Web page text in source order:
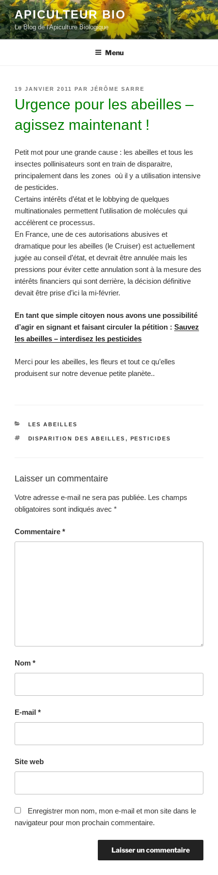
Aller
au
contenu
principal
APICULTEUR BIO
Le Blog de l'Apiculture Biologique
Menu
PUBLIÉ
19 JANVIER 2011 PAR JÉRÔME SARRE
Urgence pour les abeilles –
agissez maintenant !
Petit mot pour une grande cause : les abeilles et tous les
insectes pollinisateurs sont en train de disparaitre,
principalement dans les zones où il y a utilisation intensive
de pesticides.
Certains intérêts d’état et le lobbying de quelques
multinationales permettent l’utilisation de molécules qui
accélèrent ce processus.
En France, une de ces autorisations abusives et
dramatique pour les abeilles (le Cruiser) est actuellement
jugée au conseil d’état, et devrait être annulée mais les
pressions pour éviter cette annulation sont à la mesure des
intérêts financiers qui sont derrière, la décision définitive
devait être prise d’ici la mi-février.
En tant que simple citoyen nous avons une possibilité
d’agir en signant et faisant circuler la pétition : Sauvez
les abeilles – interdisez les pesticides
Merci pour les abeilles, les fleurs et tout ce qu’elles
produisent sur notre devenue petite planète..
CATÉGORIES
LES ABEILLES
ÉTIQUETTES
DISPARITION DES ABEILLES , PESTICIDES
Laisser un commentaire
Votre adresse e-mail ne sera pas publiée. Les champs
obligatoires sont indiqués avec *
Commentaire *
Nom *
E-mail *
Site web
Enregistrer mon nom, mon e-mail et mon site dans le
navigateur pour mon prochain commentaire.